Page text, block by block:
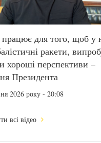
працює для того, щоб у
ракети,
хороші перспективи –
Президента
2026 року - 20:08
всі відео